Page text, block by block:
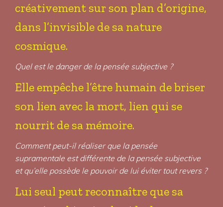
créativement sur son plan d’origine,
dans l’invisible de sa nature
cosmique.
Quel est le danger de la pensée subjective ?
Elle empêche l’être humain de briser
son lien avec la mort, lien qui se
nourrit de sa mémoire.
Comment peut-il réaliser que la pensée
supramentale est différente de la pensée subjective
et qu’elle possède le pouvoir de lui éviter tout revers ?
Lui seul peut reconnaître que sa